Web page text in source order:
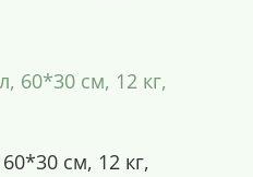
см, 12 кг,